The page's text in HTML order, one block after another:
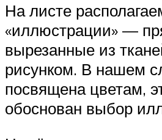
На листе
«иллюстрации» —
вырезанные из
рисунком. В нашем
посвящена цветам,
обоснован выбор